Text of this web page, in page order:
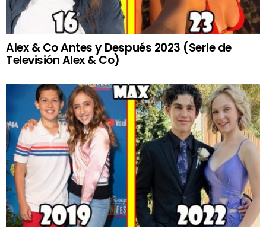
Alex & Co Antes y Después 2023 (Serie de
Televisión Alex & Co)